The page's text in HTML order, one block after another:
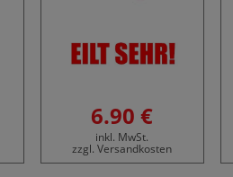
6.90 €
inkl. MwSt.
zzgl. Versandkosten